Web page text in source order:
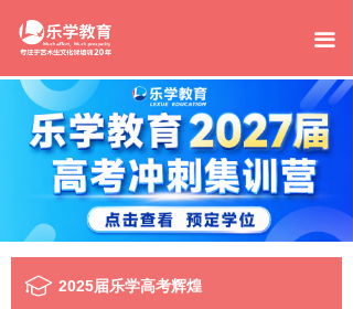
끀
网站首页
班型设置
高考辉煌
明星学员
关于乐学
环境展示
2025届乐学高考辉煌